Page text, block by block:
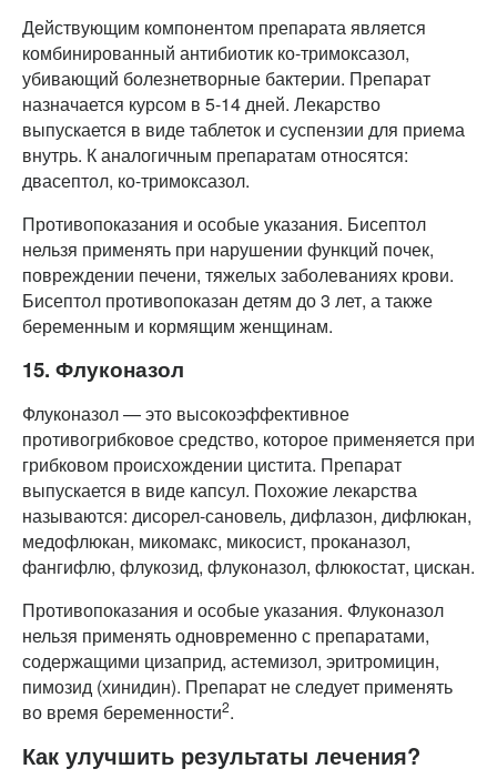
Действующим компонентом препарата является
комбинированный антибиотик ко-тримоксазол,
убивающий болезнетворные бактерии. Препарат
назначается курсом в 5-14 дней. Лекарство
выпускается в виде таблеток и суспензии для приема
внутрь. К аналогичным препаратам относятся:
двасептол, ко-тримоксазол.
Противопоказания и особые указания. Бисептол
нельзя применять при нарушении функций почек,
повреждении печени, тяжелых заболеваниях крови.
Бисептол противопоказан детям до 3 лет, а также
беременным и кормящим женщинам.
15. Флуконазол
Флуконазол — это высокоэффективное
противогрибковое средство, которое применяется при
грибковом происхождении цистита. Препарат
выпускается в виде капсул. Похожие лекарства
называются: дисорел-сановель, дифлазон, дифлюкан,
медофлюкан, микомакс, микосист, проканазол,
фангифлю, флукозид, флуконазол, флюкостат, цискан.
Противопоказания и особые указания. Флуконазол
нельзя применять одновременно с препаратами,
содержащими цизаприд, астемизол, эритромицин,
пимозид (хинидин). Препарат не следует применять
во время беременности2.
Как улучшить результаты лечения?